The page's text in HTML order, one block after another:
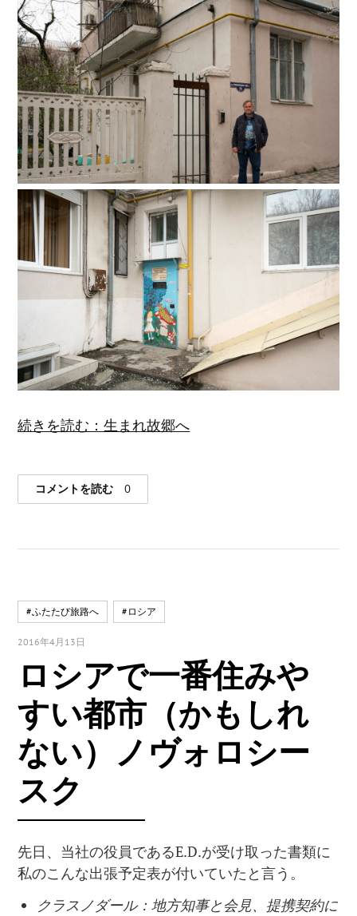
続きを読む：生まれ故郷へ
コメントを読む 0
#ふたたび旅路へ #ロシア
2016年4月13日
ロシアで一番住みや
すい都市（かもしれ
ない）ノヴォロシー
スク
先日、当社の役員であるE.D.が受け取った書類に
私のこんな出張予定表が付いていたと言う。
クラスノダール：地方知事と会見、提携契約に